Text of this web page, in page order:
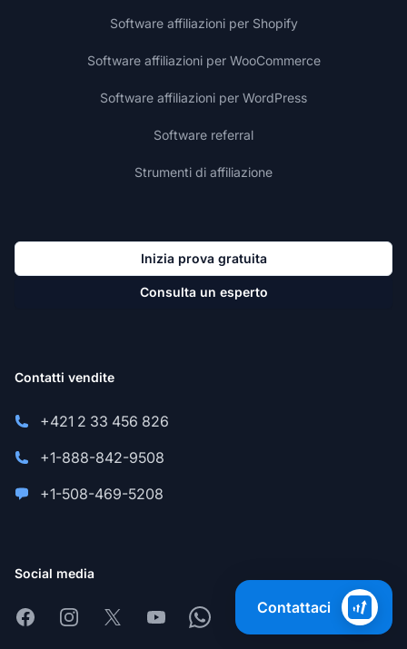
Software affiliazioni per Shopify
Software affiliazioni per WooCommerce
Software affiliazioni per WordPress
Software referral
Strumenti di affiliazione
Inizia prova gratuita
Consulta un esperto
Contatti vendite
+421 2 33 456 826
+1-888-842-9508
+1-508-469-5208
Social media
FacebookInstagram
X YoutubeWhatsapp
Contattaci